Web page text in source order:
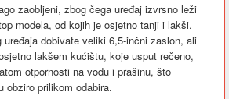
zaobljeni, zbog čega uređaj izvrsno leži
modela, od kojih je osjetno tanji i lakši.
uređaja dobivate veliki 6,5-inčni zaslon, ali
lakšem kućištu, koje usput rečeno,
otpornosti na vodu i prašinu, što
obziro prilikom odabira.